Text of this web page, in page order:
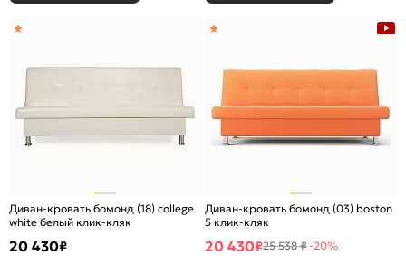
Диван-кровать бомонд (18) college
white белый клик-кляк
20 430₽
Диван-кровать бомонд (03) boston
5 клик-кляк
20 430₽25 538 ₽-20%